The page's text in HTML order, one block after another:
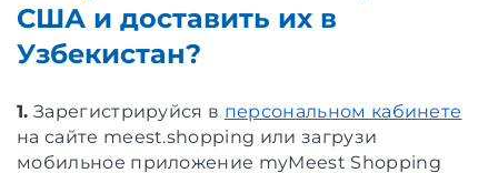
США и доставить их в
Узбекистан?
1. Зарегистрируйся в персональном кабинете
на сайте meest.shopping или загрузи
мобильное приложение myMeest Shopping